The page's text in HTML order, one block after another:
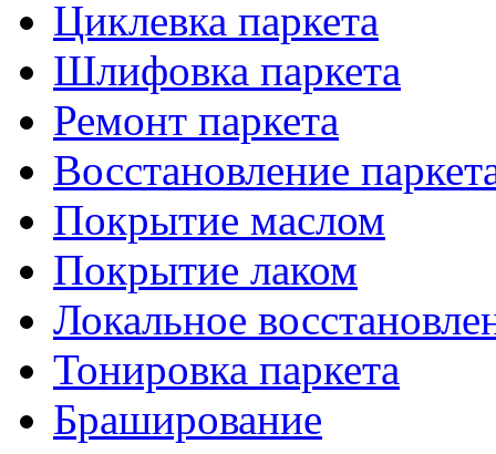
Циклевка паркета
Шлифовка паркета
Ремонт паркета
Восстановление
Покрытие маслом
Покрытие лаком
Локальное
Тонировка паркета
Браширование